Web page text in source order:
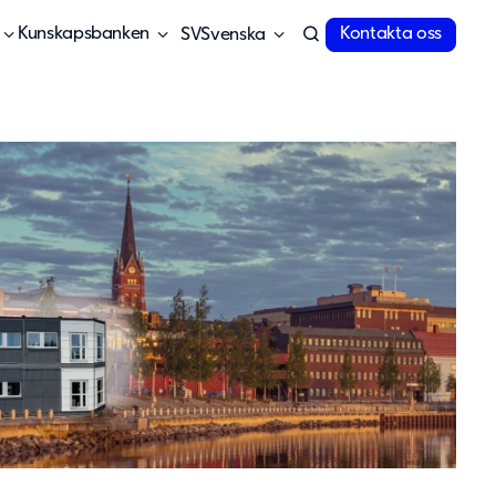
Kunskapsbanken Svenska Kontakta oss